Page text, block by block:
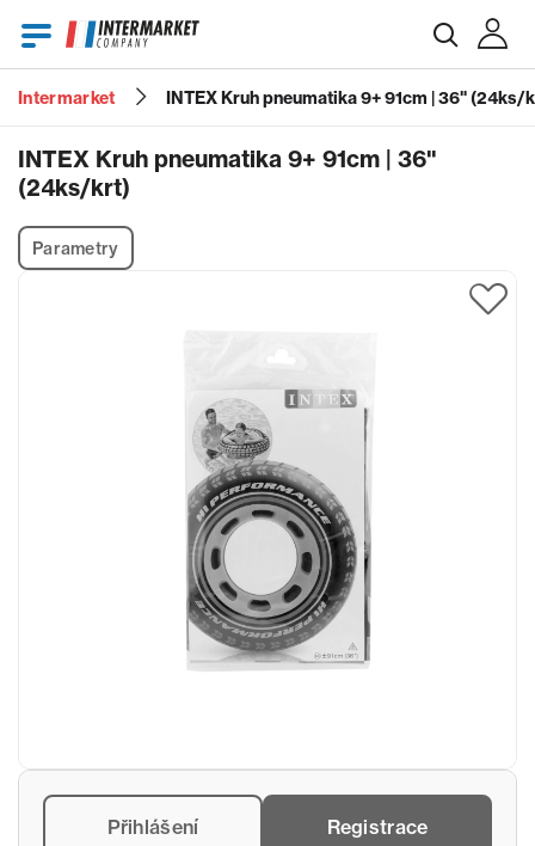
Heslo
Intermarket INTEX Kruh pneumatika 9+ 91cm | 36" (24ks/
INTEX Kruh pneumatika 9+ 91cm | 36"
(24ks/krt)
Parametry
Přihlášení Registrace